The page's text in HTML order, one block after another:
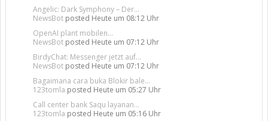
Angelic: Dark Symphony – Der...
NewsBot posted Heute um 08:12 Uhr
OpenAI plant mobilen...
NewsBot posted Heute um 07:12 Uhr
BirdyChat: Messenger jetzt auf...
NewsBot posted Heute um 07:12 Uhr
Bagaimana cara buka Blokir bale...
123tomla posted Heute um 05:27 Uhr
Call center bank Saqu layanan...
123tomla posted Heute um 05:16 Uhr